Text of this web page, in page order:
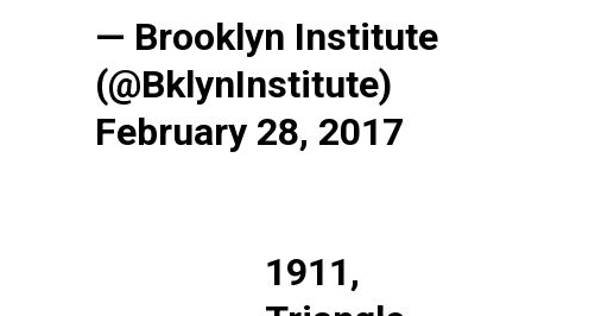
Insight Publications
À propos
Nous contacter
— Brooklyn Institute
(@BklynInstitute)
February 28, 2017
1911,